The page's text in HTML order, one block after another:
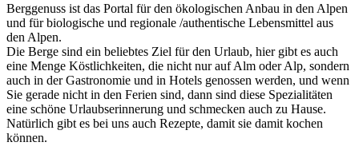
Berggenuss ist das Portal für den ökologischen Anbau in den Alpen
und für biologische und regionale /authentische Lebensmittel aus
den Alpen.
Die Berge sind ein beliebtes Ziel für den Urlaub, hier gibt es auch
eine Menge Köstlichkeiten, die nicht nur auf Alm oder Alp, sondern
auch in der Gastronomie und in Hotels genossen werden, und wenn
Sie gerade nicht in den Ferien sind, dann sind diese Spezialitäten
eine schöne Urlaubserinnerung und schmecken auch zu Hause.
Natürlich gibt es bei uns auch Rezepte, damit sie damit kochen
können.